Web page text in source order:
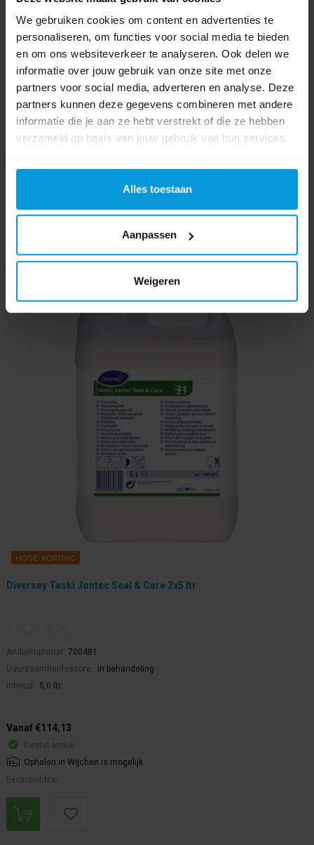
We gebruiken cookies om content en advertenties te
personaliseren, om functies voor social media te bieden
en om ons websiteverkeer te analyseren. Ook delen we
informatie over jouw gebruik van onze site met onze
partners voor social media, adverteren en analyse. Deze
partners kunnen deze gegevens combineren met andere
informatie die je aan ze hebt verstrekt of die ze hebben
verzameld op basis van jouw gebruik van hun services.
Alles toestaan
Aanpassen
Weigeren
Artikelnummer:
713366
Duurzaamheidsscore 3
pH Waarde:
8,0
Vanaf €63,86
Diversey Taski Jontec Seal & Care 2x5 ltr
Artikelnummer: 700481
Duurzaamheidsscore:
in behandeling
Inhoud:
5,0 ltr
Vanaf €114,13
Bestel artikel.
Ophalen in Wijchen is mogelijk.
Exclusief btw.